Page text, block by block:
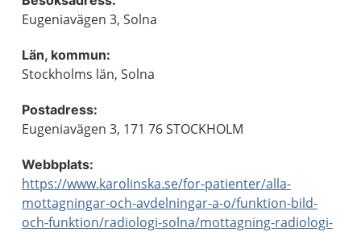
Eugeniavägen 3, Solna
Län, kommun:
Stockholms län, Solna
Postadress:
Eugeniavägen 3, 171 76 STOCKHOLM
Webbplats:
https://www.karolinska.se/for-patienter/alla-
mottagningar-och-avdelningar-a-o/funktion-bild-
och-funktion/radiologi-solna/mottagning-radiologi-